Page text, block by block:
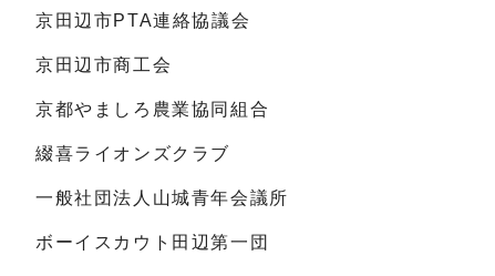
京田辺市PTA連絡協議会
京田辺市商工会
京都やましろ農業協同組合
綴喜ライオンズクラブ
一般社団法人山城青年会議所
ボーイスカウト田辺第一団